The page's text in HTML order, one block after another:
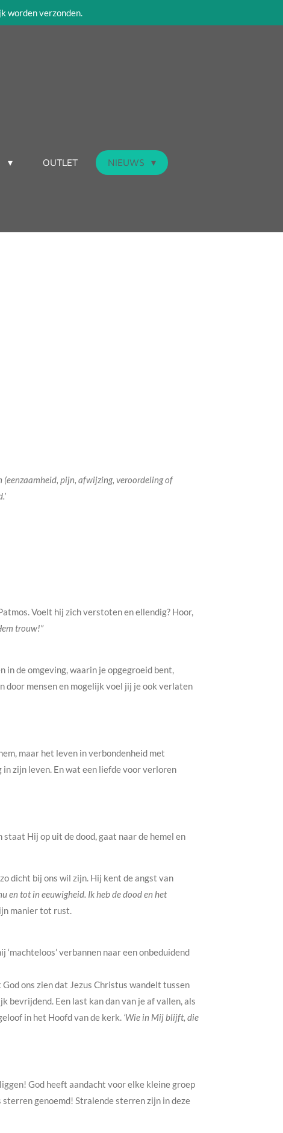
worden verzonden.
OUTLET NIEUWS
(eenzaamheid, pijn, afwijzing, veroordeling of
Voelt hij zich verstoten en ellendig? Hoor,
trouw!”
in de omgeving, waarin je opgegroeid bent,
door mensen en mogelijk voel jij je ook verlaten
maar het leven in verbondenheid met
zijn leven. En wat een liefde voor verloren
Hij op uit de dood, gaat naar de hemel en
dicht bij ons wil zijn. Hij kent de angst van
en tot in eeuwigheid. Ik heb de dood en het
manier tot rust.
verbannen naar een onbeduidend
ons zien dat Jezus Christus wandelt tussen
bevrijdend. Een last kan dan van je af vallen, als
in het Hoofd van de kerk. ‘Wie in Mij blijft, die
God heeft aandacht voor elke kleine groep
genoemd! Stralende sterren zijn in deze